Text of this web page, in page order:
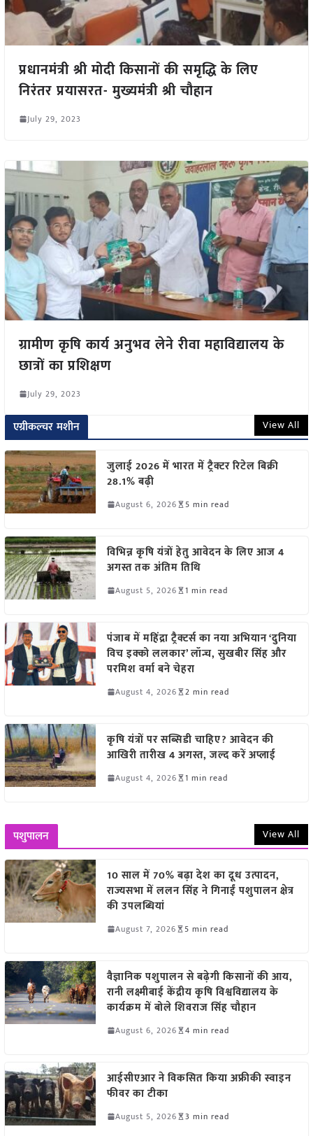
प्रधानमंत्री श्री मोदी किसानों की समृद्धि के लिए
निरंतर प्रयासरत- मुख्यमंत्री श्री चौहान
July 29, 2023
ग्रामीण कृषि कार्य अनुभव लेने रीवा महाविद्यालय के
छात्रों का प्रशिक्षण
July 29, 2023
एग्रीकल्चर मशीन View All
जुलाई 2026 में भारत में ट्रैक्टर रिटेल बिक्री
28.1% बढ़ी
August 6, 2026 5 min read
विभिन्न कृषि यंत्रों हेतु आवेदन के लिए आज 4
अगस्त तक अंतिम तिथि
August 5, 2026 1 min read
पंजाब में महिंद्रा ट्रैक्टर्स का नया अभियान ‘दुनिया
विच इक्को ललकार’ लॉन्च, सुखबीर सिंह और
परमिश वर्मा बने चेहरा
August 4, 2026 2 min read
कृषि यंत्रों पर सब्सिडी चाहिए? आवेदन की
आखिरी तारीख 4 अगस्त, जल्द करें अप्लाई
August 4, 2026 1 min read
पशुपालन View All
10 साल में 70% बढ़ा देश का दूध उत्पादन,
राज्यसभा में ललन सिंह ने गिनाईं पशुपालन क्षेत्र
की उपलब्धियां
August 7, 2026 5 min read
वैज्ञानिक पशुपालन से बढ़ेगी किसानों की आय,
रानी लक्ष्मीबाई केंद्रीय कृषि विश्वविद्यालय के
कार्यक्रम में बोले शिवराज सिंह चौहान
August 6, 2026 4 min read
आईसीएआर ने विकसित किया अफ्रीकी स्वाइन
फीवर का टीका
August 5, 2026 3 min read